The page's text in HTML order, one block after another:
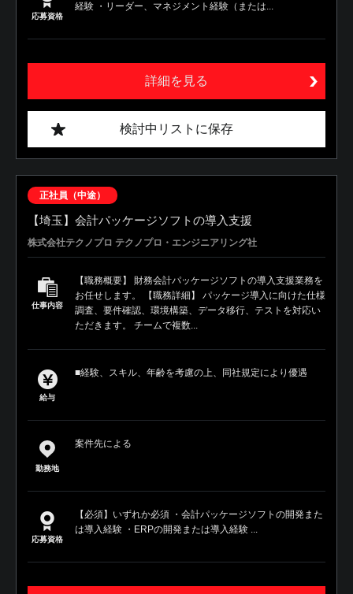
応募資格
経験 ・リーダー、マネジメント経験（または...
詳細を見る
検討中リストに保存
正社員（中途）
【埼玉】会計パッケージソフトの導入支援
株式会社テクノプロ テクノプロ・エンジニアリング社
仕事内容
【職務概要】 財務会計パッケージソフトの導入支援業務を
お任せします。 【職務詳細】 パッケージ導入に向けた仕様
調査、要件確認、環境構築、データ移行、テストを対応い
ただきます。 チームで複数...
給与
■経験、スキル、年齢を考慮の上、同社規定により優遇
勤務地
案件先による
応募資格
【必須】いずれか必須 ・会計パッケージソフトの開発また
は導入経験 ・ERPの開発または導入経験 ...